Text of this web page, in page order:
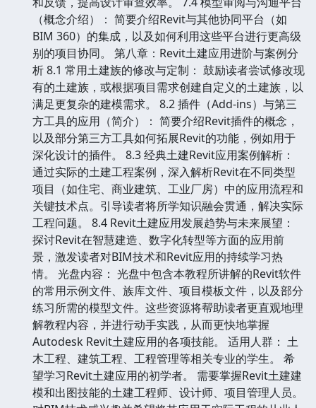
（概念介绍）： 简要介绍Revit与其他协同平台（如
BIM 360）的集成，以及如何利用这些平台进行更高级
别的项目协同。 第八章：Revit土建应用进阶与案例分
析 8.1 常用土建族的修改与定制： 鼓励读者尝试修改现
有的土建族，或根据项目需求创建自定义的土建族，以
满足更复杂的建模需求。 8.2 插件（Add-ins）与第三
方工具的应用（简介）： 简要介绍Revit插件的概念，
以及部分第三方工具如何拓展Revit的功能，例如用于
深化设计的插件。 8.3 经典土建Revit应用案例解析：
通过实际的土建工程案例，深入解析Revit在不同类型
项目（如住宅、商业建筑、工业厂房）中的应用流程和
关键技术点。引导读者将所学知识融会贯通，解决实际
工程问题。 8.4 Revit土建应用发展趋势与未来展望：
探讨Revit在智慧建造、数字化转型等方面的应用前
景，激发读者对BIM技术和Revit应用的持续学习热
情。 光盘内容： 光盘中包含本教程所讲解的Revit软件
的常用示例文件、族库文件、项目模板文件，以及部分
练习所需的模型文件。这些资源将帮助读者更直观地理
解教程内容，并进行动手实践，从而更快地掌握
Autodesk Revit土建应用的各项技能。 适用人群： 土
木工程、建筑工程、工程管理等相关专业的学生。 希
望学习Revit土建应用的初学者。 需要掌握Revit土建建
模和出图技能的土建工程师、设计师、项目管理人员。